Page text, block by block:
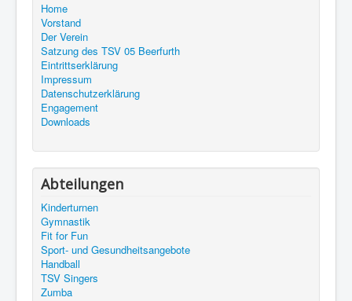
Home
Vorstand
Der Verein
Satzung des TSV 05 Beerfurth
Eintrittserklärung
Impressum
Datenschutzerklärung
Engagement
Downloads
Abteilungen
Kinderturnen
Gymnastik
Fit for Fun
Sport- und Gesundheitsangebote
Handball
TSV Singers
Zumba